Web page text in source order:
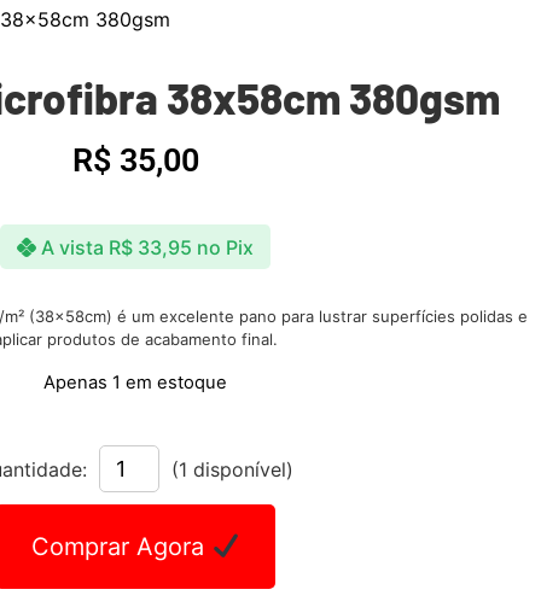
380gsm
38x58cm 380gsm
R$ 35,00
A vista R$ 33,95 no Pix
(38x58cm) é um excelente pano para lustrar superfícies polidas e
produtos de acabamento final.
Apenas 1 em estoque
(1 disponível)
Comprar Agora